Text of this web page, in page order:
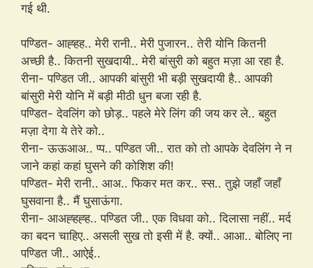
गई थी.
पण्डित- आह्हह.. मेरी रानी.. मेरी पुजारन.. तेरी योनि कितनी
अच्छी है.. कितनी सुखदायी.. मेरी बांसुरी को बहुत मज़ा आ रहा है.
रीना- पण्डित जी.. आपकी बांसुरी भी बड़ी सुखदायी है.. आपकी
बांसुरी मेरी योनि में बड़ी मीठी धुन बजा रही है.
पण्डित- देवलिंग को छोड़.. पहले मेरे लिंग की जय कर ले.. बहुत
मज़ा देगा ये तेरे को..
रीना- ऊऊआअ.. प्प.. पण्डित जी.. रात को तो आपके देवलिंग ने न
जाने कहां कहां घुसने की कोशिश की!
पण्डित- मेरी रानी.. आअ.. फिकर मत कर.. स्स.. तुझे जहाँ जहाँ
घुसवाना है.. मैं घुसाऊंगा.
रीना- आअह्हह्ह.. पण्डित जी.. एक विधवा को.. दिलासा नहीं.. मर्द
का बदन चाहिए.. असली सुख तो इसी में है. क्यों.. आआ.. बोलिए ना
पण्डित जी.. आऐई..